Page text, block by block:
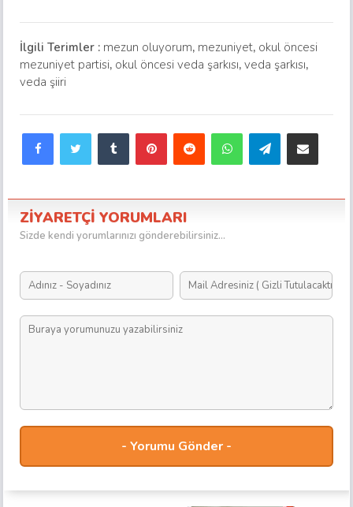
şarkı
İlgili Terimler : mezun oluyorum, mezuniyet, okul öncesi
mezuniyet partisi, okul öncesi veda şarkısı,veda şarkısı,
veda şiiri
FacebookTwitter Tumblr PinterestReddit WhatsAppTelegram
ZİYARETÇİ YORUMLARI
Sizde kendi yorumlarınızı gönderebilirsiniz...